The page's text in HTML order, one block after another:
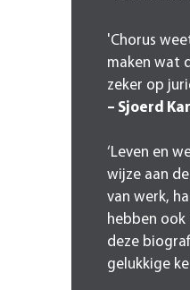
'Chorus
maken wat
zeker op
– Sjoerd
‘Leven en
wijze aan
van werk,
hebben ook
deze
gelukkige